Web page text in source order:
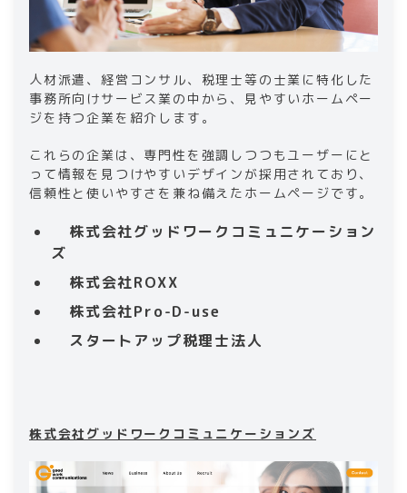
人材派遣、経営コンサル、税理士等の士業に特化した
事務所向けサービス業の中から、見やすいホームペー
ジを持つ企業を紹介します。
これらの企業は、専門性を強調しつつもユーザーにと
って情報を見つけやすいデザインが採用されており、
信頼性と使いやすさを兼ね備えたホームページです。
株式会社グッドワークコミュニケーション
ズ
株式会社ROXX
株式会社Pro-D-use
スタートアップ税理士法人
株式会社グッドワークコミュニケーションズ